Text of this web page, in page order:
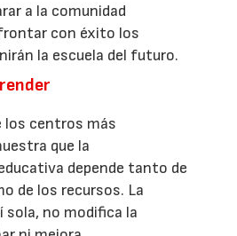
a la comunidad
con éxito los
la escuela del futuro.
los centros más
que la
depende tanto de
de los recursos. La
sola, no modifica la